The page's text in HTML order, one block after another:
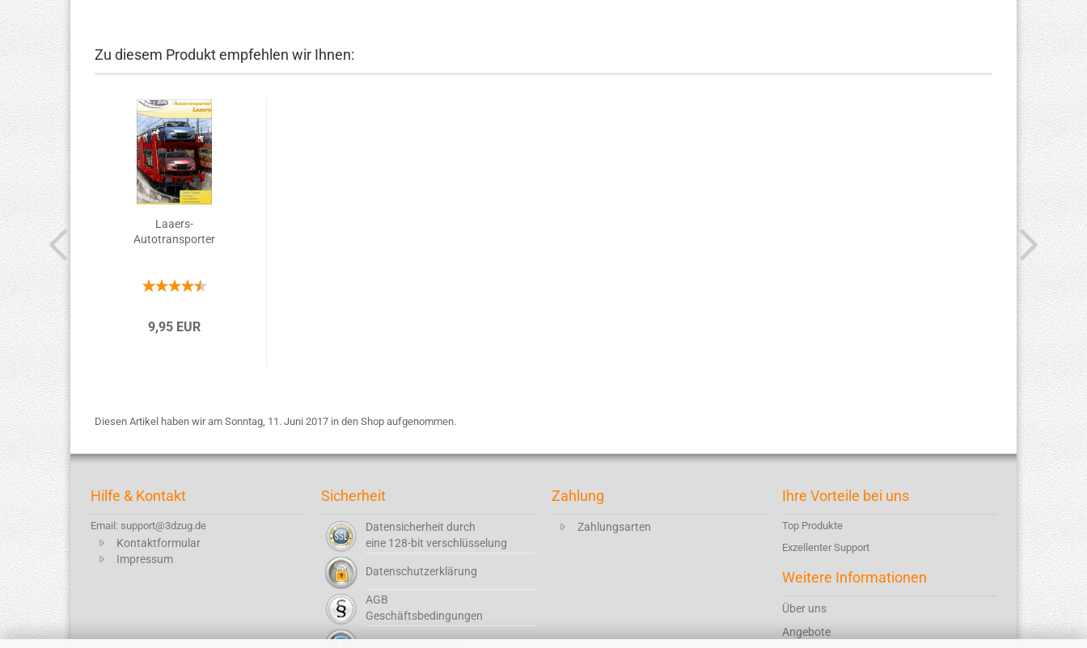
Zu diesem Produkt empfehlen wir Ihnen:
Laaers-
Autotransporter
9,95 EUR
Diesen Artikel haben wir am Sonntag, 11. Juni 2017 in den Shop aufgenommen.
Hilfe & Kontakt
Email: support@3dzug.de
Kontaktformular
Impressum
Sicherheit
Datensicherheit durch
eine 128-bit verschlüsselung
Datenschutzerklärung
AGB
Geschäftsbedingungen
Zahlung
Zahlungsarten
Ihre Vorteile bei uns
Top Produkte
Exzellenter Support
Weitere Informationen
Über uns
Angebote